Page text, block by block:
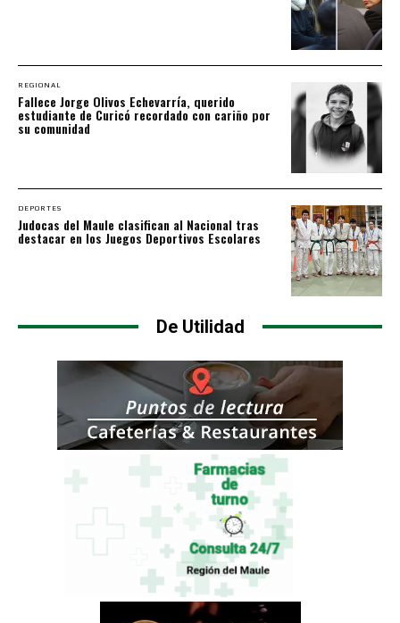
REGIONAL
Fallece Jorge Olivos Echevarría, querido
estudiante de Curicó recordado con cariño por
su comunidad
DEPORTES
Judocas del Maule clasifican al Nacional tras
destacar en los Juegos Deportivos Escolares
De Utilidad